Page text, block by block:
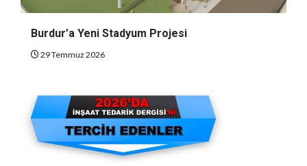
Burdur’a Yeni Stadyum Projesi
29 Temmuz 2026